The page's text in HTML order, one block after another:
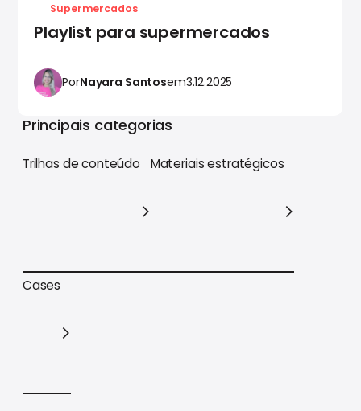
Supermercados
Playlist para supermercados
PorNayara Santosem3.12.2025
Principais categorias
Trilhas de conteúdo
Trilhas de conteúdo
Materiais estratégicos
Cases